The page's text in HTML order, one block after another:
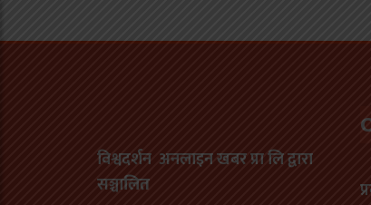
विश्वदर्शन अनलाइन खबर प्रा लि द्वारा
सञ्चालित